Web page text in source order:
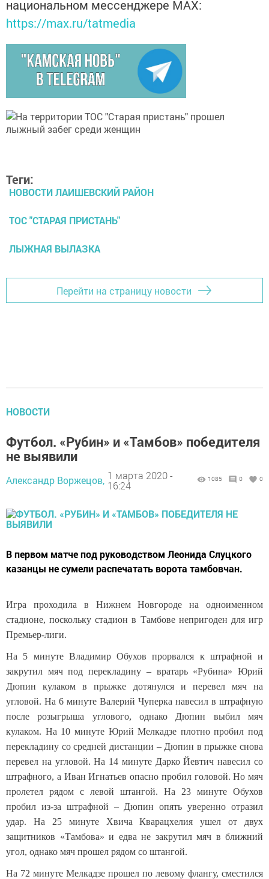
национальном мессенджере MАХ:
https://max.ru/tatmedia
Теги:
НОВОСТИ ЛАИШЕВСКИЙ РАЙОН
ТОС "СТАРАЯ ПРИСТАНЬ"
ЛЫЖНАЯ ВЫЛАЗКА
Перейти на страницу новости
НОВОСТИ
Футбол. «Рубин» и «Тамбов» победителя
не выявили
Александр Воржецов, 1 марта 2020 -
16:24
1085 0 0
В первом матче под руководством Леонида Слуцкого
казанцы не сумели распечатать ворота тамбовчан.
Игра проходила в Нижнем Новгороде на одноименном
стадионе, поскольку стадион в Тамбове непригоден для игр
Премьер-лиги.
На 5 минуте Владимир Обухов прорвался к штрафной и
закрутил мяч под перекладину – вратарь «Рубина» Юрий
Дюпин кулаком в прыжке дотянулся и перевел мяч на
угловой. На 6 минуте Валерий Чуперка навесил в штрафную
после розыгрыша углового, однако Дюпин выбил мяч
кулаком. На 10 минуте Юрий Мелкадзе плотно пробил под
перекладину со средней дистанции – Дюпин в прыжке снова
перевел на угловой. На 14 минуте Дарко Йевтич навесил со
штрафного, а Иван Игнатьев опасно пробил головой. Но мяч
пролетел рядом с левой штангой. На 23 минуте Обухов
пробил из-за штрафной – Дюпин опять уверенно отразил
удар. На 25 минуте Хвича Кварацхелия ушел от двух
защитников «Тамбова» и едва не закрутил мяч в ближний
угол, однако мяч прошел рядом со штангой.
На 72 минуте Мелкадзе прошел по левому флангу, сместился